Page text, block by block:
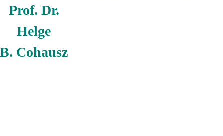
Prof. Dr.
Helge
B. Cohausz